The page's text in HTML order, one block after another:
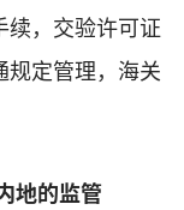
续，交验许可证
定管理，海关
地的监管